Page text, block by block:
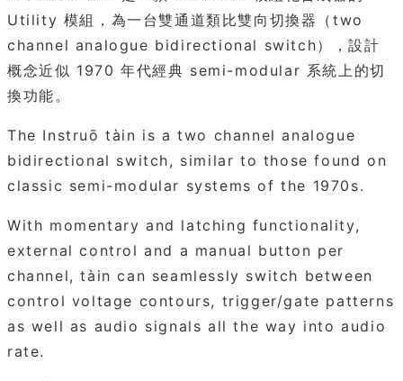
Utility 模組，為一台雙通道類比雙向切換器（two
channel analogue bidirectional switch），設計
概念近似 1970 年代經典 semi-modular 系統上的切
換功能。
The Instruō tàin is a two channel analogue
bidirectional switch, similar to those found on
classic semi-modular systems of the 1970s.
With momentary and latching functionality,
external control and a manual button per
channel, tàin can seamlessly switch between
control voltage contours, trigger/gate patterns
as well as audio signals all the way into audio
rate.